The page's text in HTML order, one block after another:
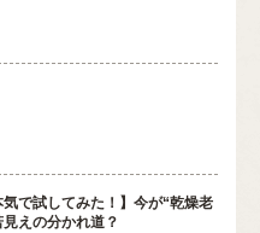
気で試してみた！】今が“乾燥老
えの分かれ道？